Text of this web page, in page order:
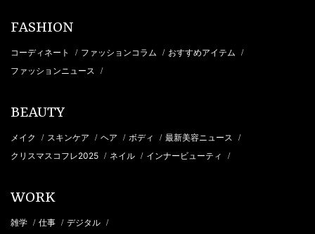
FASHION
コーディネート / ファッションコラム / おすすめアイテム /
ファッションニュース /
BEAUTY
メイク / スキンケア / ヘア / ボディ / 最新美容ニュース /
クリスマスコフレ2025 / ネイル / インナービューティ /
WORK
雑学 / 仕事 / デジタル /